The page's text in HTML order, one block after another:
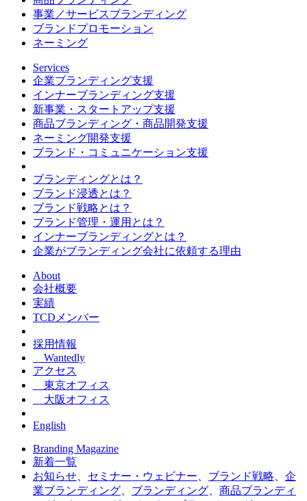
事業／サービスブランディング
ブランドプロモーション
ネーミング
Services
企業ブランディング支援
インナーブランディング支援
新事業・スタートアップ支援
商品ブランディング・商品開発支援
ネーミング開発支援
ブランド・コミュニケーション支援
ブランディングとは？
ブランド浸透とは？
ブランド戦略とは？
ブランド管理・運用とは？
インナーブランディングとは？
企業がブランディング会社に依頼する理由
About
会社概要
実績
TCDメンバー
採用情報
Wantedly
アクセス
東京オフィス
大阪オフィス
English
Branding Magazine
新着一覧
お知らせ、 セミナー・ウェビナー、 ブランド戦略、 企
業ブランディング、 ブランディング、 商品ブランディ